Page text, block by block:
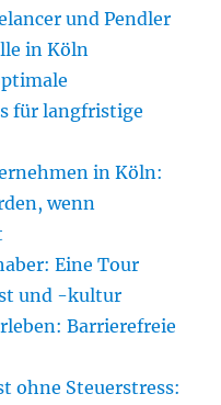
und Pendler
in Köln
für langfristige
in Köln:
wenn
Eine Tour
und -kultur
Barrierefreie
ohne Steuerstress: